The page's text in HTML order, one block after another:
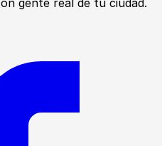
gente real de tu ciudad.